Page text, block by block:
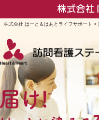
株式会社 はーと＆はあとライフサポート >